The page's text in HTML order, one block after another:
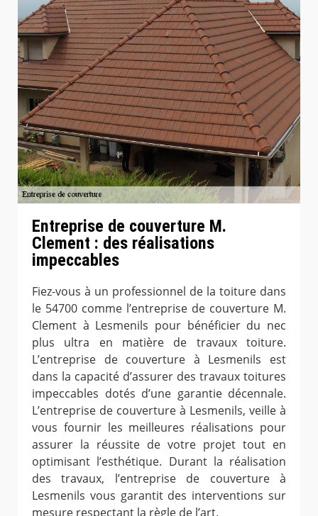
Entreprise de couverture M.
Clement : des réalisations
impeccables
Fiez-vous à un professionnel de la toiture dans
le 54700 comme l’entreprise de couverture M.
Clement à Lesmenils pour bénéficier du nec
plus ultra en matière de travaux toiture.
L’entreprise de couverture à Lesmenils est
dans la capacité d’assurer des travaux toitures
impeccables dotés d’une garantie décennale.
L’entreprise de couverture à Lesmenils, veille à
vous fournir les meilleures réalisations pour
assurer la réussite de votre projet tout en
optimisant l’esthétique. Durant la réalisation
des travaux, l’entreprise de couverture à
Lesmenils vous garantit des interventions sur
mesure respectant la règle de l’art.